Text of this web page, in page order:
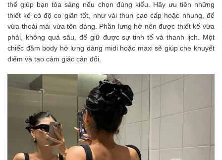
thể giúp bạn tỏa sáng nếu chọn đúng kiểu. Hãy ưu tiên những
thiết kế có độ co giãn tốt, như vải thun cao cấp hoặc nhung, để
vừa thoải mái vừa tôn dáng. Phần lưng hở nên được thiết kế vừa
phải, không quá sâu, để giữ được sự tinh tế và thanh lịch. Một
chiếc đầm body hở lưng dáng midi hoặc maxi sẽ giúp che khuyết
điểm và tạo cảm giác cân đối.